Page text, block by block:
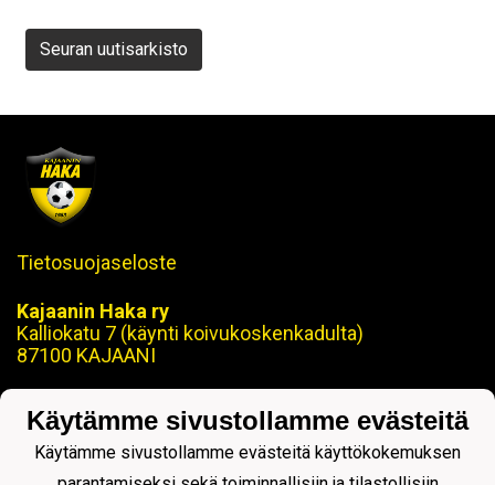
Seuran uutisarkisto
Tietosuojaseloste
Kajaanin Haka ry
Kalliokatu 7 (käynti koivukoskenkadulta)
87100 KAJAANI
toimisto@kajaaninhaka.fi
ohjaus@kajaaninhaka.fi
Käytämme sivustollamme evästeitä
Käytämme sivustollamme evästeitä käyttökokemuksen